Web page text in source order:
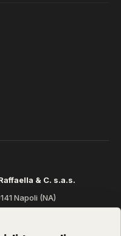
& C. s.a.s.
Napoli (NA)